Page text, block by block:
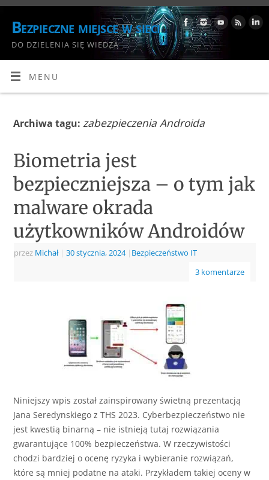
Bezpieczne miejsce w sieci
DO DZIELENIA SIĘ WIEDZĄ
MENU
Archiwa tagu: zabezpieczenia Androida
Biometria jest
bezpieczniejsza – o tym jak
malware okrada
użytkowników Androidów
przez Michał | 30 stycznia, 2024 | Bezpieczeństwo IT
3 komentarze
Niniejszy wpis został zainspirowany świetną prezentacją
Jana Seredynskiego z THS 2023. Cyberbezpieczeństwo nie
jest kwestią binarną – nie istnieją tutaj rozwiązania
gwarantujące 100% bezpieczeństwa. W rzeczywistości
chodzi bardziej o ocenę ryzyka i wybieranie rozwiązań,
które są mniej podatne na ataki. Przykładem takiej oceny w